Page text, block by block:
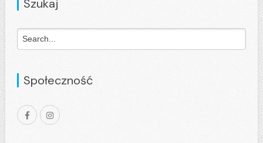
Szukaj
Społeczność